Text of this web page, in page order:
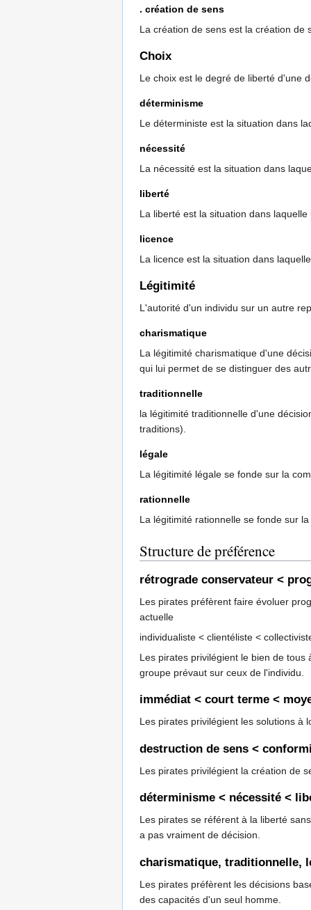
. création de sens
La création de sens est la création
Choix
Le choix est le degré de liberté d'une
déterminisme
Le déterministe est la situation dans
nécessité
La nécessité est la situation dans
liberté
La liberté est la situation dans
licence
La licence est la situation dans
Légitimité
L'autorité d'un individu sur un autre
charismatique
La légitimité charismatique d'une
qui lui permet de se distinguer des
traditionnelle
la légitimité traditionnelle d'une
traditions).
légale
La légitimité légale se fonde sur la
rationnelle
La légitimité rationnelle se fonde sur
Structure de préférence
rétrograde conservateur <
Les pirates préfèrent faire évoluer
actuelle
individualiste < clientéliste <
Les pirates privilégient le bien de
groupe prévaut sur ceux de l'individu.
immédiat < court terme <
Les pirates privilégient les solutions à
destruction de sens <
Les pirates privilégient la création de
déterminisme < nécessité <
Les pirates se référent à la liberté
a pas vraiment de décision.
charismatique, traditionnelle,
Les pirates préfèrent les décisions
des capacités d'un seul homme.